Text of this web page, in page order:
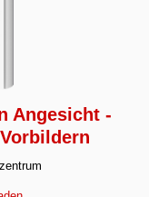
Angesicht -